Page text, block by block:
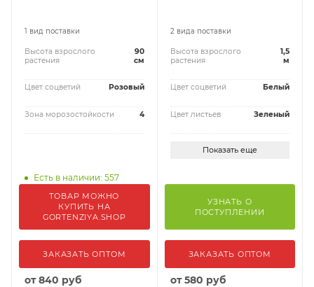
1 вид поставки
Высота взрослого
растения
90
см
Цвет соцветий Розовый
Зона морозостойкости 4
Есть в наличии: 557
ТОВАР МОЖНО
КУПИТЬ НА
GORTENZIYA.SHOP
ЗАКАЗАТЬ ОПТОМ
от840 руб
2 вида поставки
Высота взрослого
растения
1,5
м
Цвет соцветий Белый
Цвет листьев Зеленый
Показать еще
УЗНАТЬ О
ПОСТУПЛЕНИИ
ЗАКАЗАТЬ ОПТОМ
от580 руб